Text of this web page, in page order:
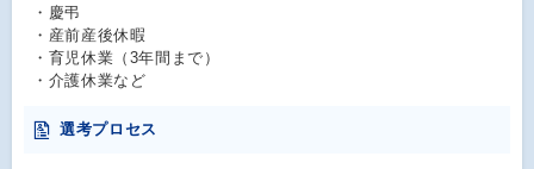
・慶弔
・産前産後休暇
・育児休業（3年間まで）
・介護休業など
選考プロセス